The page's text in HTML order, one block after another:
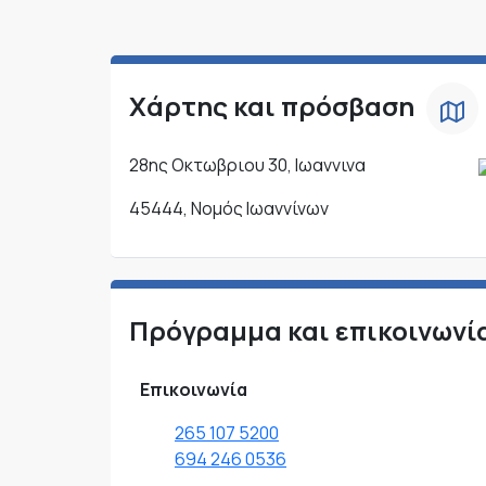
Χάρτης και πρόσβαση
28ης Οκτωβριου 30, Ιωαννινα
45444, Νομός Ιωαννίνων
Πρόγραμμα και
Επικοινωνία
265 107 5200
694 246 0536